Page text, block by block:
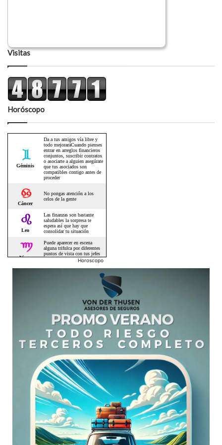
Visitas
Horóscopo
Horoscopo